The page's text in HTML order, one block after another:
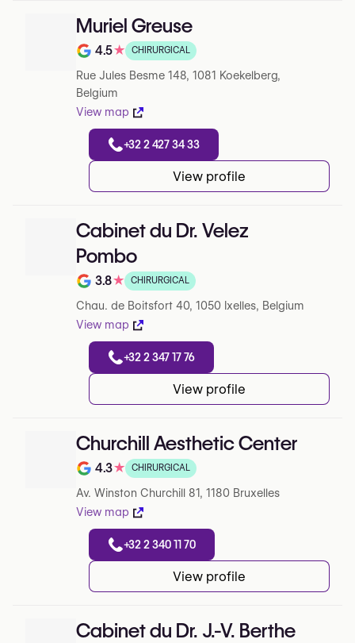
Muriel Greuse
Note de 4.5 sur 5 sur Google
4.5★ CHIRURGICAL
Rue Jules Besme 148, 1081 Koekelberg,
Belgium
View map
+32 2 427 34 33
View profile
Cabinet du Dr. Velez
Pombo
Note de 3.8 sur 5 sur Google
3.8★ CHIRURGICAL
Chau. de Boitsfort 40, 1050 Ixelles, Belgium
View map
+32 2 347 17 76
View profile
Churchill Aesthetic Center
Note de 4.3 sur 5 sur Google
4.3★ CHIRURGICAL
Av. Winston Churchill 81, 1180 Bruxelles
View map
+32 2 340 11 70
View profile
Cabinet du Dr. J.-V. Berthe